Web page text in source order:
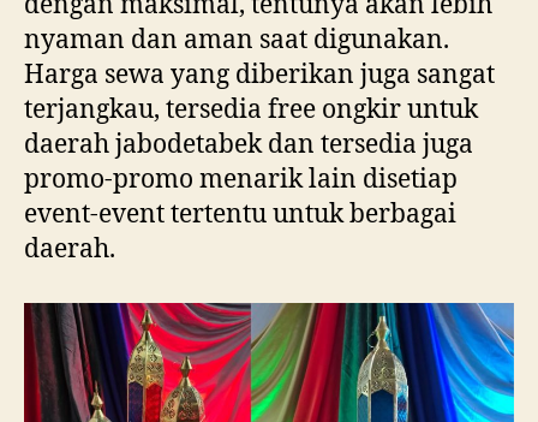
nyaman dan aman saat digunakan.
Harga sewa yang diberikan juga sangat
terjangkau, tersedia free ongkir untuk
daerah jabodetabek dan tersedia juga
promo-promo menarik lain disetiap
event-event tertentu untuk berbagai
daerah.